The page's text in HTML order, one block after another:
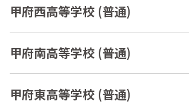
甲府西高等学校 (普通)
甲府南高等学校 (普通)
甲府東高等学校 (普通)